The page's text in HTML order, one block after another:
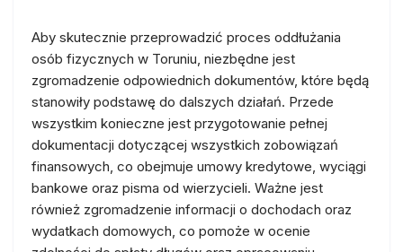
Aby skutecznie przeprowadzić proces oddłużania
osób fizycznych w Toruniu, niezbędne jest
zgromadzenie odpowiednich dokumentów, które będą
stanowiły podstawę do dalszych działań. Przede
wszystkim konieczne jest przygotowanie pełnej
dokumentacji dotyczącej wszystkich zobowiązań
finansowych, co obejmuje umowy kredytowe, wyciągi
bankowe oraz pisma od wierzycieli. Ważne jest
również zgromadzenie informacji o dochodach oraz
wydatkach domowych, co pomoże w ocenie